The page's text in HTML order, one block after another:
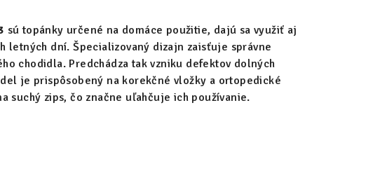
sú topánky určené na domáce použitie, dajú sa využiť aj
letných dní. Špecializovaný dizajn zaisťuje správne
chodidla. Predchádza tak vzniku defektov dolných
je prispôsobený na korekčné vložky a ortopedické
suchý zips, čo značne uľahčuje ich používanie.